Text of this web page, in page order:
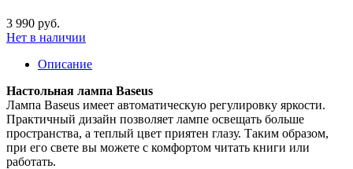
3 990 руб.
Нет в наличии
Описание
Настольная лампа Baseus
Лампа Baseus имеет автоматическую регулировку яркости.
Практичный дизайн позволяет лампе освещать больше
пространства, а теплый цвет приятен глазу. Таким образом,
при его свете вы можете с комфортом читать книги или
работать.